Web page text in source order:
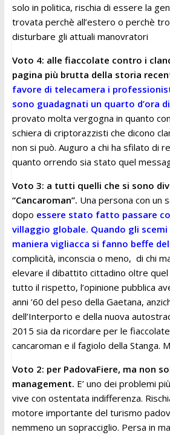
solo in politica, rischia di essere la
trovata perchè all’estero o perchè
disturbare gli attuali manovratori
Voto 4: alle fiaccolate contro i
pagina più brutta della storia
favore di telecamera i
sono guadagnati un quarto d’ora
provato molta vergogna in quanto
schiera di criptorazzisti che dicono
non si può. Auguro a chi ha sfilato di
quanto orrendo sia stato quel
Voto 3: a tutti quelli che si sono
“Cancaroman”. Una persona con un
dopo essere stato fatto passare
villaggio globale. Quando gli
maniera vigliacca si fanno beffe
complicità, inconscia o meno, di chi
elevare il dibattito cittadino oltre quel
tutto il rispetto, l’opinione pubblica
anni ’60 del peso della Gaetana,
dell’Interporto e della nuova
2015 sia da ricordare per le
cancaroman e il fagiolo della Stanga.
Voto 2: per PadovaFiere, ma non
management. E’ uno dei problemi
vive con ostentata indifferenza.
motore importante del turismo
nemmeno un sopracciglio. Persa in